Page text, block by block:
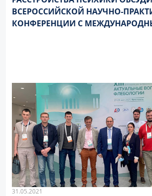
ВСЕРОССИЙСКОЙ НАУЧНО-
КОНФЕРЕНЦИИ С
31.05.2021